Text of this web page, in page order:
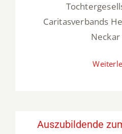
Caritasverbands
Neckar
Auszubildende